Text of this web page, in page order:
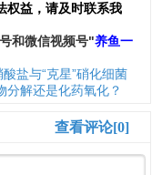
权益，请及时联系我
和微信视频号"养鱼一
盐与“克星”硝化细菌
分解还是化药氧化？
查看评论[0]